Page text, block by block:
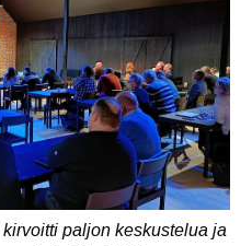
paljon keskustelua ja